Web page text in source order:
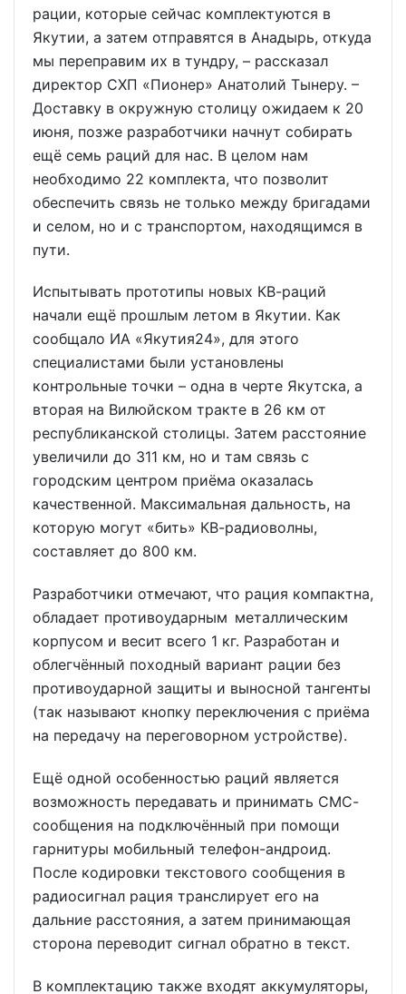
рации, которые сейчас комплектуются в
Якутии, а затем отправятся в Анадырь, откуда
мы переправим их в тундру, – рассказал
директор СХП «Пионер» Анатолий Тынеру. –
Доставку в окружную столицу ожидаем к 20
июня, позже разработчики начнут собирать
ещё семь раций для нас. В целом нам
необходимо 22 комплекта, что позволит
обеспечить связь не только между бригадами
и селом, но и с транспортом, находящимся в
пути.
Испытывать прототипы новых КВ-раций
начали ещё прошлым летом в Якутии. Как
сообщало ИА «Якутия24», для этого
специалистами были установлены
контрольные точки – одна в черте Якутска, а
вторая на Вилюйском тракте в 26 км от
республиканской столицы. Затем расстояние
увеличили до 311 км, но и там связь с
городским центром приёма оказалась
качественной. Максимальная дальность, на
которую могут «бить» КВ-радиоволны,
составляет до 800 км.
Разработчики отмечают, что рация компактна,
обладает противоударным металлическим
корпусом и весит всего 1 кг. Разработан и
облегчённый походный вариант рации без
противоударной защиты и выносной тангенты
(так называют кнопку переключения с приёма
на передачу на переговорном устройстве).
Ещё одной особенностью раций является
возможность передавать и принимать СМС-
сообщения на подключённый при помощи
гарнитуры мобильный телефон-андроид.
После кодировки текстового сообщения в
радиосигнал рация транслирует его на
дальние расстояния, а затем принимающая
сторона переводит сигнал обратно в текст.
В комплектацию также входят аккумуляторы,